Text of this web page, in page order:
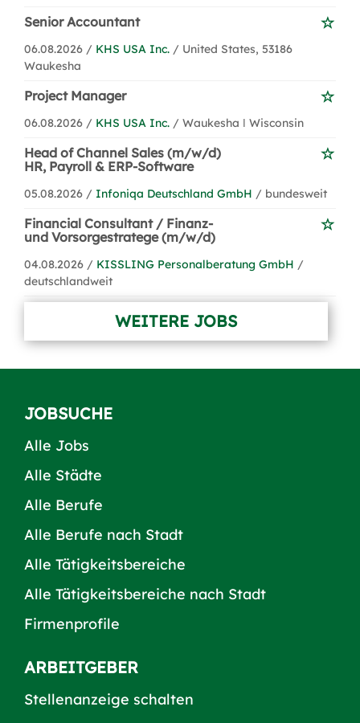
Senior Accountant
06.08.2026 / KHS USA Inc. / United States, 53186
Waukesha
Project Manager
06.08.2026 / KHS USA Inc. / Waukesha ǀ Wisconsin
Head of Channel Sales (m/w/d)
HR, Payroll & ERP-Software
05.08.2026 / Infoniqa Deutschland GmbH / bundesweit
Financial Consultant / Finanz-
und Vorsorgestratege (m/w/d)
04.08.2026 / KISSLING Personalberatung GmbH /
deutschlandweit
WEITERE JOBS
JOBSUCHE
Alle Jobs
Alle Städte
Alle Berufe
Alle Berufe nach Stadt
Alle Tätigkeitsbereiche
Alle Tätigkeitsbereiche nach Stadt
Firmenprofile
ARBEITGEBER
Stellenanzeige schalten